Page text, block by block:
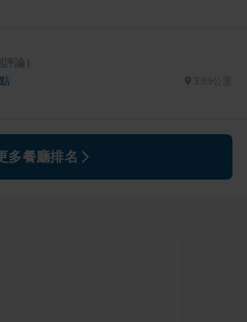
評論）
多餐廳排名